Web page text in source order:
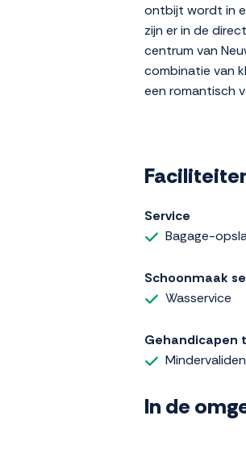
ontbijt wordt in
zijn er in de
centrum van
combinatie van
een romantisch
Service
Bagage-
Schoonmaak
Wasservice
Gehandicapen
In de